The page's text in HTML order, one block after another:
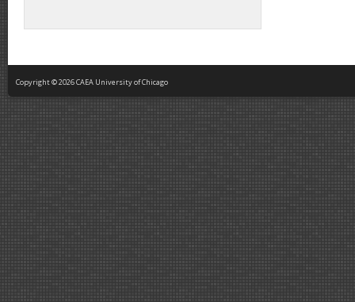
Copyright © 2026 CAEA University of Chicago